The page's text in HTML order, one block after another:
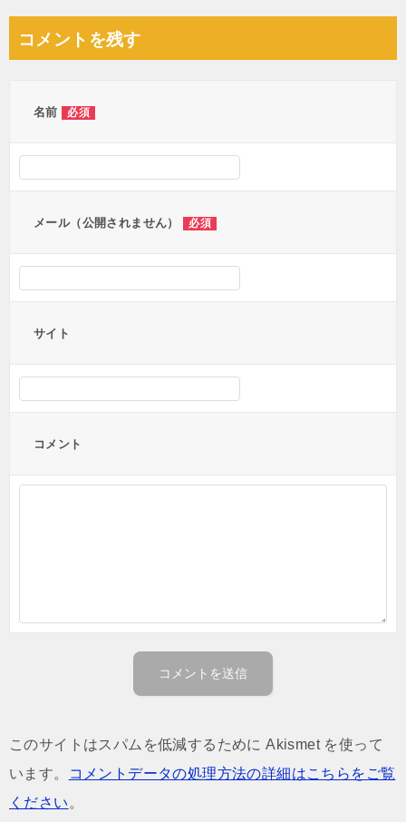
ビ
コメントを残す
名前 必須
メール（公開されません） 必須
サイト
コメント
このサイトはスパムを低減するために Akismet を使って
います。
コメントデータの処理方法の詳細はこちらをご覧
ください 。